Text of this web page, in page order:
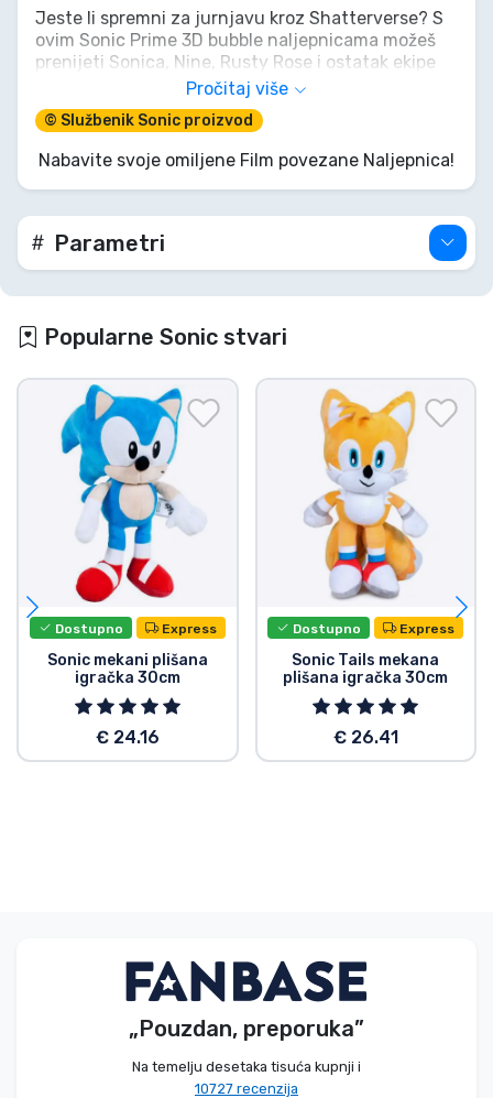
Jeste li spremni za jurnjavu kroz Shatterverse? S
ovim Sonic Prime 3D bubble naljepnicama možeš
prenijeti Sonica, Nine, Rusty Rose i ostatak ekipe
izravno na svoj bilježnicu, laptop ili mobitel! Ove
vrhunske naljepnice s kristalnim efektom izgledaju
i djeluju poput pravih krhotina prizme u tvojim
rukama. Ukrasi svoje stvari epskim dimenzionalnim
stilom prije nego što ih se dočepa Vijeće Kaosa.
Moraš biti brz – ugrabi svoj set u pravom Sonic
stilu!
Pročitaj više
© Službenik Sonic proizvod
Nabavite svoje omiljene Film povezane Naljepnica!
Parametri
Popularne Sonic stvari
Dostupno Express
Sonic mekani plišana
igračka 30cm
€ 24.16
Dostupno Express
Sonic Tails mekana
plišana igračka 30cm
€ 26.41
„Pouzdan, preporuka”
Na temelju desetaka tisuća kupnji i
10727 recenzija